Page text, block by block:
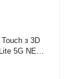
Touch з 3D
5G NE